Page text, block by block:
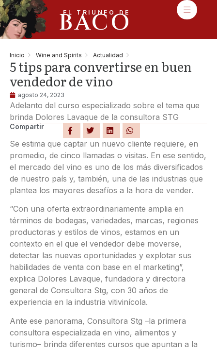
EL TRIUNFO DE
BACO
Inicio Wine and Spirits Actualidad
5 tips para convertirse en buen
vendedor de vino
agosto 24, 2023
Adelanto del curso especializado sobre el tema que
brinda Dolores Lavaque de la consultora STG
Compartir
Se estima que captar un nuevo cliente requiere, en
promedio, de cinco llamadas o visitas. En ese sentido,
el mercado del vino es uno de los más diversificados
de nuestro país y, también, una de las industrias que
plantea los mayores desafíos a la hora de vender.
“Con una oferta extraordinariamente amplia en
términos de bodegas, variedades, marcas, regiones
productoras y estilos de vinos, estamos en un
contexto en el que el vendedor debe moverse,
detectar las nuevas oportunidades y explotar sus
habilidades de venta con base en el marketing”,
explica Dolores Lavaque, fundadora y directora
general de Consultora Stg, con 30 años de
experiencia en la industria vitivinícola.
Ante ese panorama, Consultora Stg –la primera
consultora especializada en vino, alimentos y
turismo– brinda diferentes cursos que apuntan a la